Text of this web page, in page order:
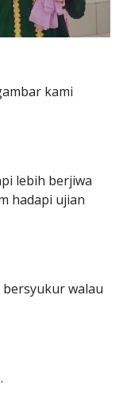
kami
lebih berjiwa
hadapi ujian
bersyukur walau